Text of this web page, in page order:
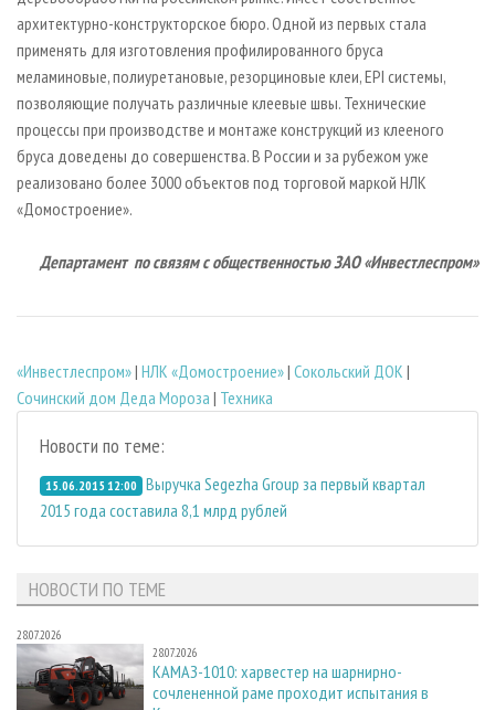
архитектурно-конструкторское бюро. Одной из первых стала
применять для изготовления профилированного бруса
меламиновые, полиуретановые, резорциновые клеи, EPI системы,
позволяющие получать различные клеевые швы. Технические
процессы при производстве и монтаже конструкций из клееного
бруса доведены до совершенства. В России и за рубежом уже
реализовано более 3000 объектов под торговой маркой НЛК
«Домостроение».
Департамент по связям с общественностьюЗАО «Инвестлеспром»
«Инвестлеспром»| НЛК «Домостроение»| Сокольский ДОК |
Сочинский дом Деда Мороза | Техника
Новости по теме:
15.06.2015 12:00 Выручка Segezha Group за первый квартал
2015 года составила 8,1 млрд рублей
НОВОСТИ ПО ТЕМЕ
28.07.2026
28.07.2026
КАМАЗ-1010: харвестер на шарнирно-
сочлененной раме проходит испытания в